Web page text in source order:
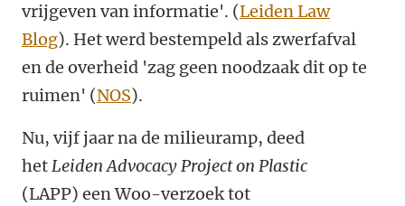
vrijgeven van informatie'. (Leiden Law
Blog). Het werd bestempeld als zwerfafval
en de overheid 'zag geen noodzaak dit op te
ruimen' (NOS).
Nu, vijf jaar na de milieuramp, deed
hetLeiden Advocacy Project on Plastic
(LAPP) een Woo-verzoek tot